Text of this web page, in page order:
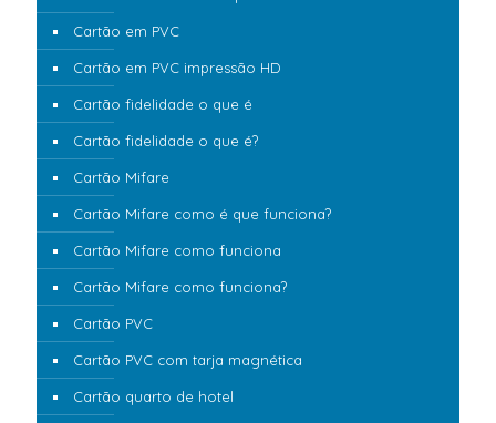
Cartão em PVC
Cartão em PVC impressão HD
Cartão fidelidade o que é
Cartão fidelidade o que é?
Cartão Mifare
Cartão Mifare como é que funciona?
Cartão Mifare como funciona
Cartão Mifare como funciona?
Cartão PVC
Cartão PVC com tarja magnética
Cartão quarto de hotel